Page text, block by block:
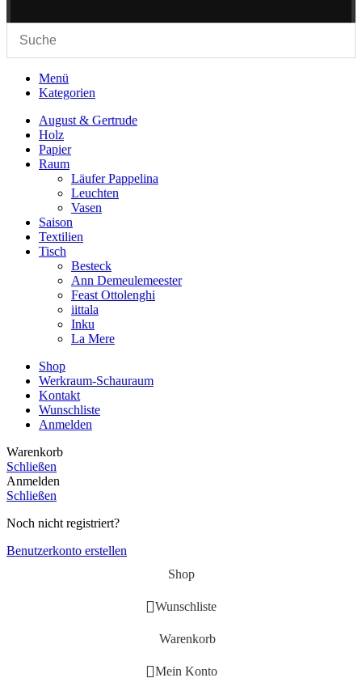
Menü
Kategorien
August & Gertrude
Holz
Papier
Raum
Läufer Pappelina
Leuchten
Vasen
Saison
Textilien
Tisch
Besteck
Ann Demeulemeester
Feast Ottolenghi
iittala
Inku
La Mere
Shop
Werkraum-Schauraum
Kontakt
Wunschliste
Anmelden
Warenkorb
Schließen
Anmelden
Schließen
Noch nicht registriert?
Benutzerkonto erstellen
Shop
Wunschliste
Warenkorb
Mein Konto